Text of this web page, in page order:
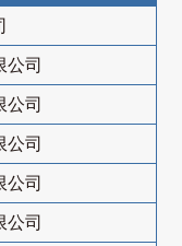
公司
公司
公司
公司
公司